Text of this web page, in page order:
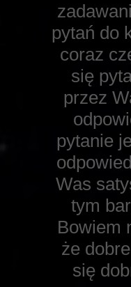
pytań do
coraz
się
przez
pytanie
Was
tym
Bowiem
że
się